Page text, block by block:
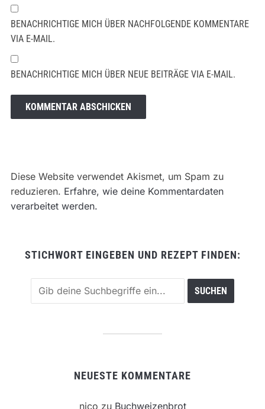
BENACHRICHTIGE MICH ÜBER NACHFOLGENDE KOMMENTARE
VIA E-MAIL.
BENACHRICHTIGE MICH ÜBER NEUE BEITRÄGE VIA E-MAIL.
Diese Website verwendet Akismet, um Spam zu
reduzieren. Erfahre, wie deine Kommentardaten
verarbeitet werden.
STICHWORT EINGEBEN UND REZEPT FINDEN:
NEUESTE KOMMENTARE
nico zu Buchweizenbrot